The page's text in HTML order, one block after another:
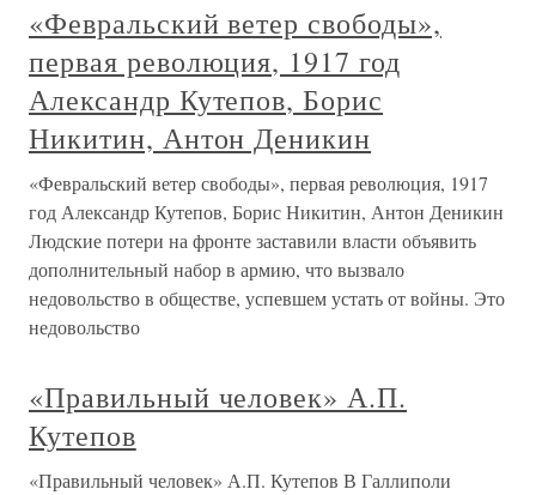
«Февральский ветер свободы»,
первая революция, 1917 год
Александр Кутепов, Борис
Никитин, Антон Деникин
«Февральский ветер свободы», первая революция, 1917
год Александр Кутепов, Борис Никитин, Антон Деникин
Людские потери на фронте заставили власти объявить
дополнительный набор в армию, что вызвало
недовольство в обществе, успевшем устать от войны. Это
недовольство
«Правильный человек» А.П.
Кутепов
«Правильный человек» А.П. Кутепов В Галлиполи